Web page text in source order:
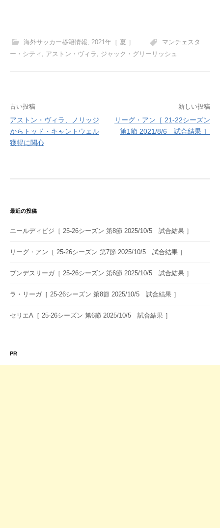
海外サッカー移籍情報, 2021年［ 夏 ］
マンチェスタ
ー・シティ
アストン・ヴィラ ジャック・グリーリッシュ
投
稿
ナ
シ
ョ
古い投稿
アストン・ヴィラ、ノリッジ
からトッド・キャントウェル
獲得に関心
新しい投稿
リーグ・アン［ 21-22シーズン
第1節 2021/8/6 試合結果 ］
最近の投稿
エールディビジ［ 25-26シーズン 第8節 2025/10/5 試合結果 ］
リーグ・アン［ 25-26シーズン 第7節 2025/10/5 試合結果 ］
ブンデスリーガ［ 25-26シーズン 第6節 2025/10/5 試合結果 ］
ラ・リーガ［ 25-26シーズン 第8節 2025/10/5 試合結果 ］
セリエA［ 25-26シーズン 第6節 2025/10/5 試合結果 ］
PR